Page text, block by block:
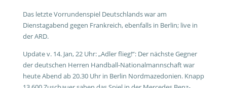
Das letzte Vorrundenspiel Deutschlands war am
Dienstagabend gegen Frankreich, ebenfalls in Berlin; live in
der ARD.
Update v. 14. Jan, 22 Uhr: „Adler flieg!“: Der nächste Gegner
der deutschen Herren Handball-Nationalmannschaft war
heute Abend ab 20.30 Uhr in Berlin Nordmazedonien. Knapp